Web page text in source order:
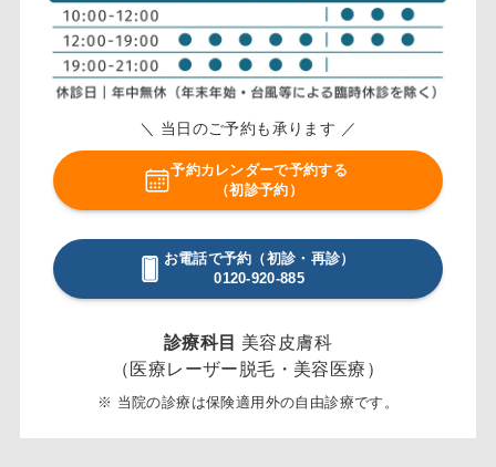
＼ 当日のご予約も承ります ／
予約カレンダーで予約する
（初診予約）
お電話で予約（初診・再診）
0120-920-885
診療科目 美容皮膚科
（医療レーザー脱毛・美容医療）
※ 当院の診療は保険適用外の自由診療です。